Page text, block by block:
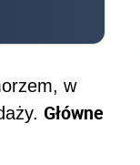
w
Główne